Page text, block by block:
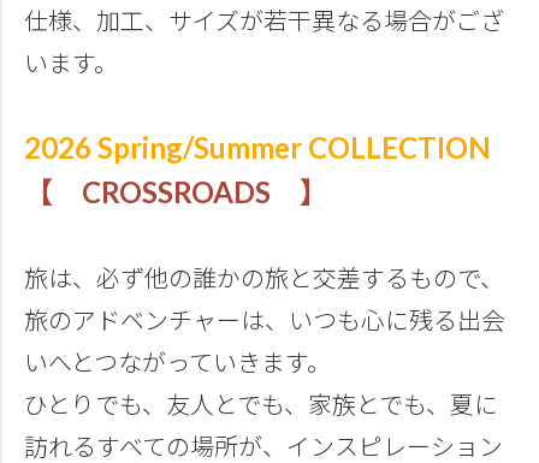
仕様、加工、サイズが若干異なる場合がござ
います。
2026 Spring/Summer COLLECTION
【 CROSSROADS 】
旅は、必ず他の誰かの旅と交差するもので、
旅のアドベンチャーは、いつも心に残る出会
いへとつながっていきます。
ひとりでも、友人とでも、家族とでも、夏に
訪れるすべての場所が、インスピレーション